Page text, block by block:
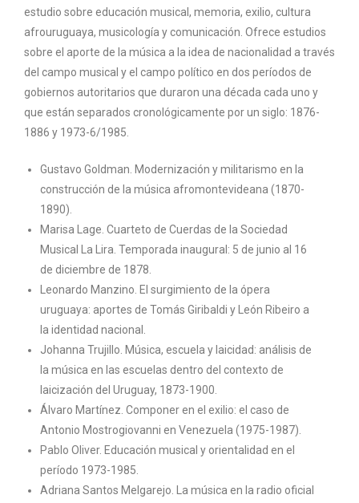
estudio sobre educación musical, memoria, exilio, cultura
afrouruguaya, musicología y comunicación. Ofrece estudios
sobre el aporte de la música a la idea de nacionalidad a través
del campo musical y el campo político en dos períodos de
gobiernos autoritarios que duraron una década cada uno y
que están separados cronológicamente por un siglo: 1876-
1886 y 1973-6/1985.
Gustavo Goldman. Modernización y militarismo en la
construcción de la música afromontevideana (1870-
1890).
Marisa Lage. Cuarteto de Cuerdas de la Sociedad
Musical La Lira. Temporada inaugural: 5 de junio al 16
de diciembre de 1878.
Leonardo Manzino. El surgimiento de la ópera
uruguaya: aportes de Tomás Giribaldi y León Ribeiro a
la identidad nacional.
Johanna Trujillo. Música, escuela y laicidad: análisis de
la música en las escuelas dentro del contexto de
laicización del Uruguay, 1873-1900.
Álvaro Martínez. Componer en el exilio: el caso de
Antonio Mostrogiovanni en Venezuela (1975-1987).
Pablo Oliver. Educación musical y orientalidad en el
período 1973-1985.
Adriana Santos Melgarejo. La música en la radio oficial